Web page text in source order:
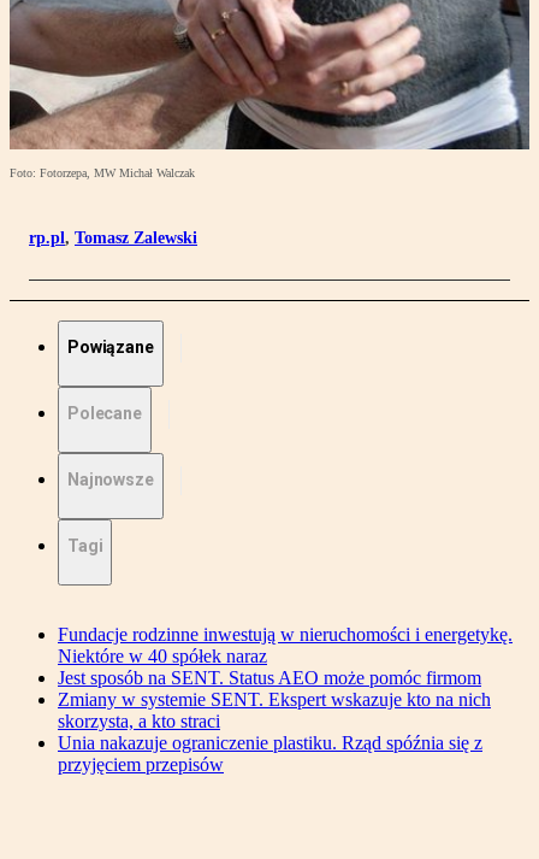
Foto: Fotorzepa, MW Michał Walczak
rp.pl, Tomasz Zalewski
Powiązane
Polecane
Najnowsze
Tagi
Fundacje rodzinne inwestują w nieruchomości i energetykę.
Niektóre w 40 spółek naraz
Jest sposób na SENT. Status AEO może pomóc firmom
Zmiany w systemie SENT. Ekspert wskazuje kto na nich
skorzysta, a kto straci
Unia nakazuje ograniczenie plastiku. Rząd spóźnia się z
przyjęciem przepisów